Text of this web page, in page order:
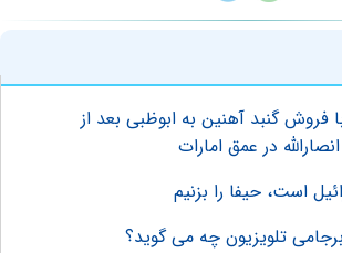
فروش گنبد آهنین به ابوظبی بعد از
در عمق امارات
است، حیفا را بزنیم
تلویزیون چه می گوید؟